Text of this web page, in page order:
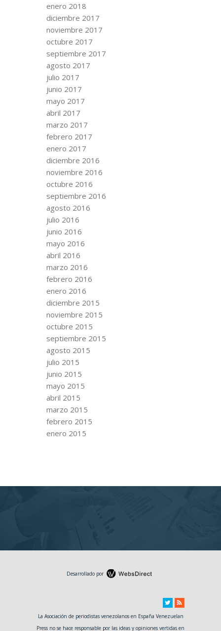
enero 2018
diciembre 2017
noviembre 2017
octubre 2017
septiembre 2017
agosto 2017
julio 2017
junio 2017
mayo 2017
abril 2017
marzo 2017
febrero 2017
enero 2017
diciembre 2016
noviembre 2016
octubre 2016
septiembre 2016
agosto 2016
julio 2016
junio 2016
mayo 2016
abril 2016
marzo 2016
febrero 2016
enero 2016
diciembre 2015
noviembre 2015
octubre 2015
septiembre 2015
agosto 2015
julio 2015
junio 2015
mayo 2015
abril 2015
marzo 2015
febrero 2015
enero 2015
Desarrollado por
La Asociación de periodistas venezolanos en España Venezuelan
Press no se hace responsable por las ideas y opiniones vertidas en